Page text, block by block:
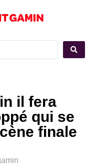
il fera
qui se
finale